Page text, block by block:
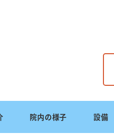
院内の様子 設備